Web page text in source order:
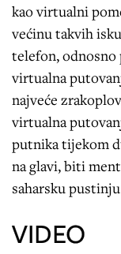
kao virtualni
većinu takvih
telefon, odnosno
virtualna
najveće
virtualna
putnika tijekom
na glavi, biti
saharsku
VIDEO